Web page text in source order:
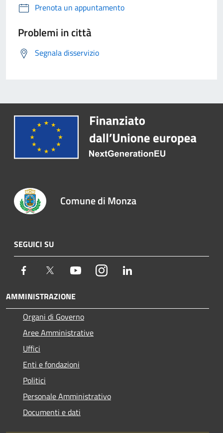
Prenota un appuntamento
Problemi in città
Segnala disservizio
Comune di Monza
SEGUICI SU
Facebook Twitter YoutubeInstagram
AMMINISTRAZIONE
Organi di Governo
Aree Amministrative
Uffici
Enti e fondazioni
Politici
Personale Amministrativo
Documenti e dati